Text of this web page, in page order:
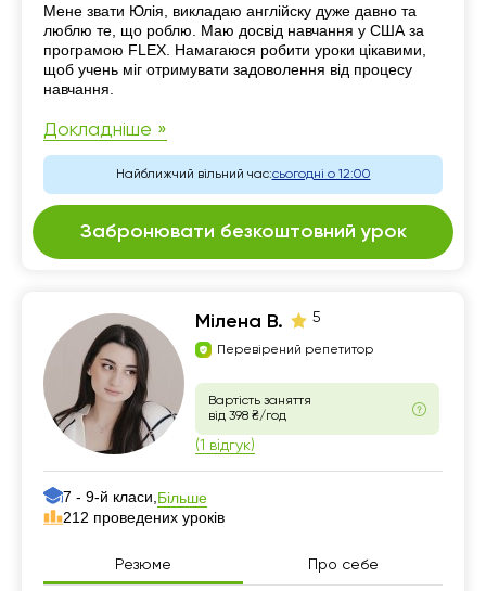
Резюме
Мене звати Юлія, викладаю англійску дуже давно та
люблю те, що роблю. Маю досвід навчання у США за
програмою FLEX. Намагаюся робити уроки цікавими,
щоб учень міг отримувати задоволення від процесу
навчання.
Докладніше »
Найближчий вільний час:сьогодні о 12:00
Забронювати безкоштовний урок
Мілена В. 5
Перевірений репетитор
Вартість заняття
від 398 ₴/год
(1 відгук)
7 - 9-й класи, Більше
212 проведених уроків
Резюме Про себе